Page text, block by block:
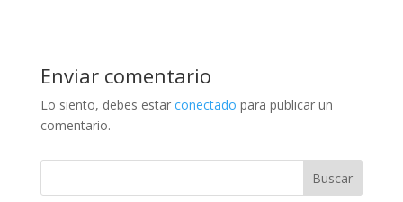
Enviar comentario
Lo siento, debes estar conectado para publicar un
comentario.